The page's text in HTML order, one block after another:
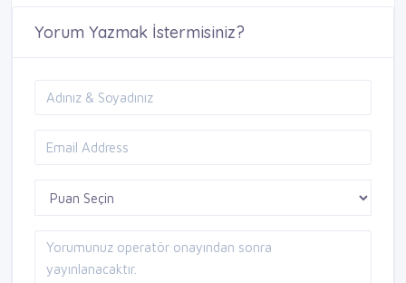
Yorum Yazmak İstermisiniz?